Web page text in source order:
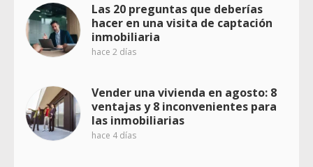
Las 20 preguntas que deberías
hacer en una visita de captación
inmobiliaria
hace 2 días
Vender una vivienda en agosto: 8
ventajas y 8 inconvenientes para
las inmobiliarias
hace 4 días